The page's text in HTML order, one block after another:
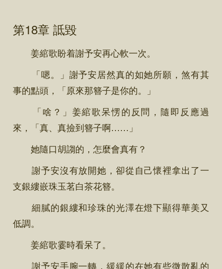
第18章 詆毀
姜綰歌盼着謝予安再心軟一次。
「嗯。」謝予安居然真的如她所願，煞有其
事的點頭，「原來那簪子是你的。」
「啥？」姜綰歌呆愣的反問，隨即反應過
來，「真、真撿到簪子啊……」
她隨口胡謅的，怎麼會真有？
謝予安沒有放開她，卻從自己懷裡拿出了一
支銀縷嵌珠玉茗白茶花簪。
細膩的銀縷和珍珠的光澤在燈下顯得華美又
低調。
姜綰歌霎時看呆了。
謝予安手腕一轉，緩緩的在她有些微散亂的